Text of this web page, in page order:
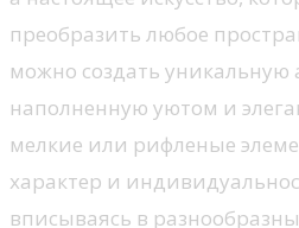
преобразить любое
можно создать уникальную
наполненную уютом и
мелкие или рифленые
характер и
вписываясь в